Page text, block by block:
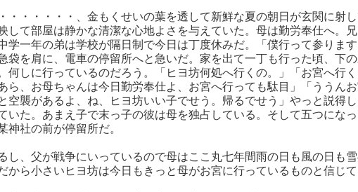
・・・・・・、金もくせいの葉を透して新鮮な夏の朝日が玄関に射
して部屋は静かな清潔な心地よさを与えていた。母は勤労奉仕へ。
学一年の弟は学校が隔日制で今日は丁度休みだ。「僕行って参りま
袋を肩に、電車の停留所へと急いだ。家を出て一丁も行った頃、下
何しに行っているのだろう。「ヒヨ坊何処へ行くの。」「お宮へ行
ら、お母ちゃんは今日勤労奉仕よ、お宮へ行っても駄目」「ううんお
空襲があるよ、ね、ヒヨ坊いい子でせう。帰るでせう」やっと説得
いた。あまえ子で末っ子の彼は母を独占している。そして五つにな
神社の前が停留所だ。
し、父が戦争にいっているので母はここ丸七年間雨の日も風の日も
から小さいヒヨ坊は今日もきっと母がお宮に行っているものと信じて